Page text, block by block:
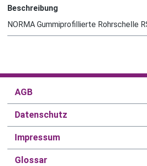
Beschreibung
NORMA Gummiprofillierte Rohrschelle
AGB
Datenschutz
Impressum
Glossar